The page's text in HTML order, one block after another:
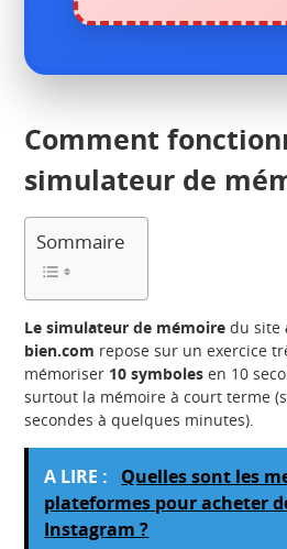
Comment
simulateur de
Sommaire
Le simulateur de mémoire du site
bien.com repose sur un exercice
mémoriser 10 symboles en 10
surtout la mémoire à court terme
secondes à quelques minutes).
A LIRE :
Quelles sont les
plateformes pour acheter
Instagram ?